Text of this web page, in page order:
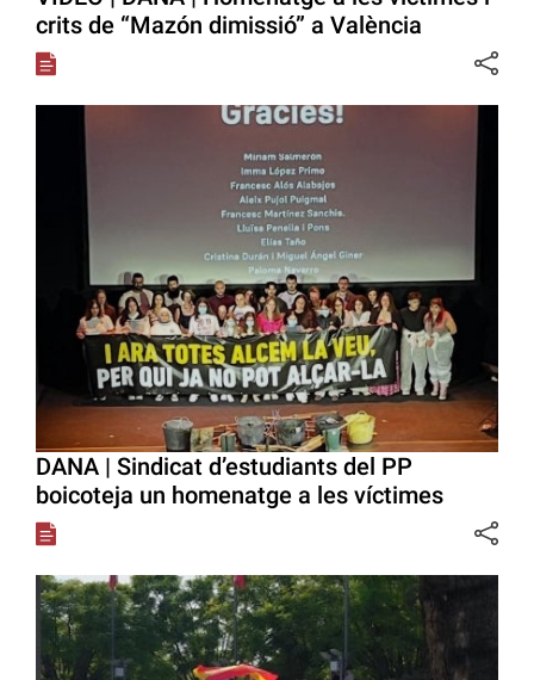
crits de “Mazón dimissió” a València
DANA | Sindicat d’estudiants del PP
boicoteja un homenatge a les víctimes